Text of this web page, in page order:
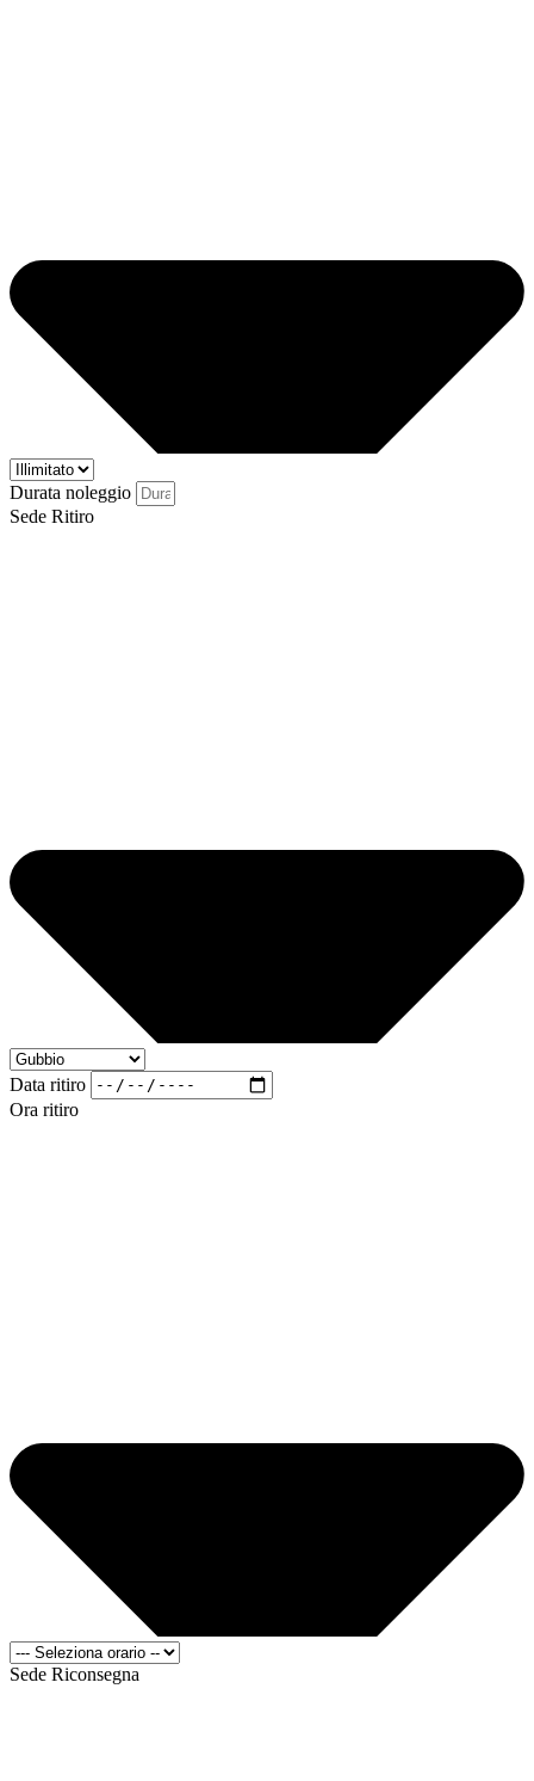
Durata noleggio
Sede Ritiro
Data ritiro
Ora ritiro
Sede Riconsegna